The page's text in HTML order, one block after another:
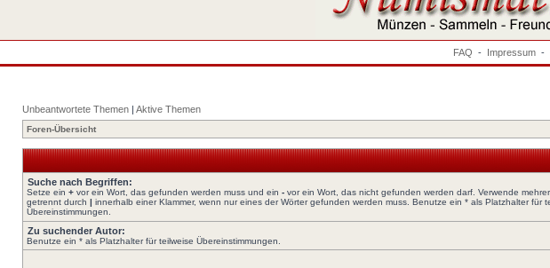
FAQ - Impressum -
Unbeantwortete Themen | Aktive Themen
Foren-Übersicht
Suche nach Begriffen:
Setze ein + vor ein Wort, das gefunden werden muss und ein - vor ein Wort, das nicht gefunden werden darf. Verwende
getrennt durch | innerhalb einer Klammer, wenn nur eines der Wörter gefunden werden muss. Benutze ein * als Platzhalter für
Übereinstimmungen.
Zu suchender Autor:
Benutze ein * als Platzhalter für teilweise Übereinstimmungen.